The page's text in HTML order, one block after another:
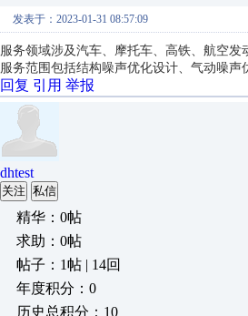
发表于：2023-01-31 08:57:09
服务领域涉及汽车、摩托车、高铁、航空
服务范围包括结构噪声优化设计、气动噪
回复 引用 举报
dhtest
关注 私信
精华：0帖
求助：0帖
帖子：1帖 | 14回
年度积分：0
历史总积分：10